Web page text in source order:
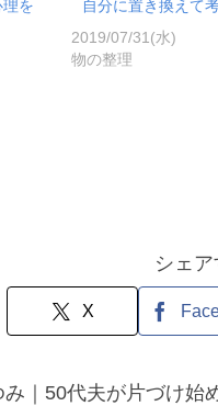
を
自分に置き換えて
2019/07/31(水)
物の整理
シェア
X
み｜50代夫が片づけ始